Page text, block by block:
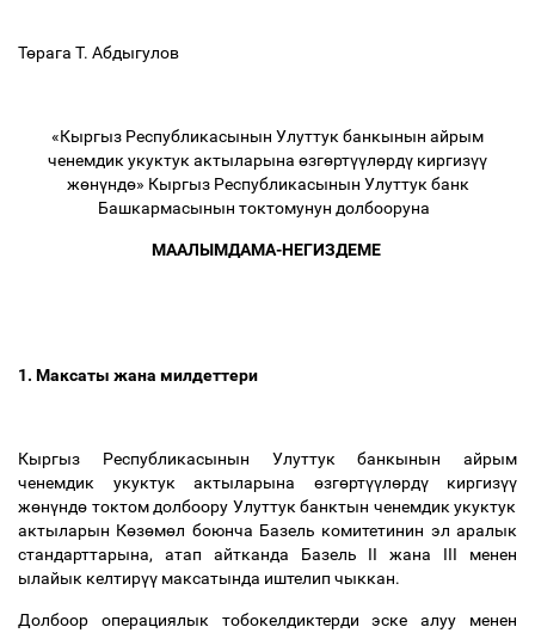
Төрага Т. Абдыгулов
«Кыргыз Республикасынын Улуттук банкынын айрым
ченемдик укуктук актыларына өзгөртүүлөрдү киргизүү
жөнүндө» Кыргыз Республикасынын Улуттук банк
Башкармасынын токтомунун долбооруна
МААЛЫМДАМА-НЕГИЗДЕМЕ
1. Максаты жана милдеттери
Кыргыз Республикасынын Улуттук банкынын айрым
ченемдик укуктук актыларына өзгөртүүлөрдүкиргизүү
жөнүндө токтом долбоору Улуттук банктын ченемдик укуктук
актыларын Көзөмөл боюнча Базель комитетинин эл аралык
стандарттарына, атап айтканда Базель II жана III менен
ылайык келтирүү максатында иштелип чыккан.
Долбоор операциялык тобокелдиктерди эске алуу менен